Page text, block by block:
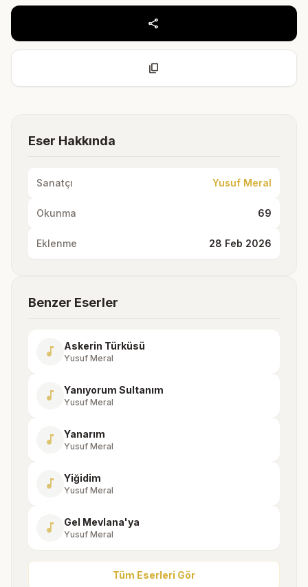
share
content_copy
Eser Hakkında
Sanatçı Yusuf Meral
Okunma 69
Eklenme 28 Feb 2026
Benzer Eserler
music_note Askerin Türküsü
Yusuf Meral
music_note Yanıyorum Sultanım
Yusuf Meral
music_note Yanarım
Yusuf Meral
music_note Yiğidim
Yusuf Meral
music_note Gel Mevlana'ya
Yusuf Meral
Tüm Eserleri Gör